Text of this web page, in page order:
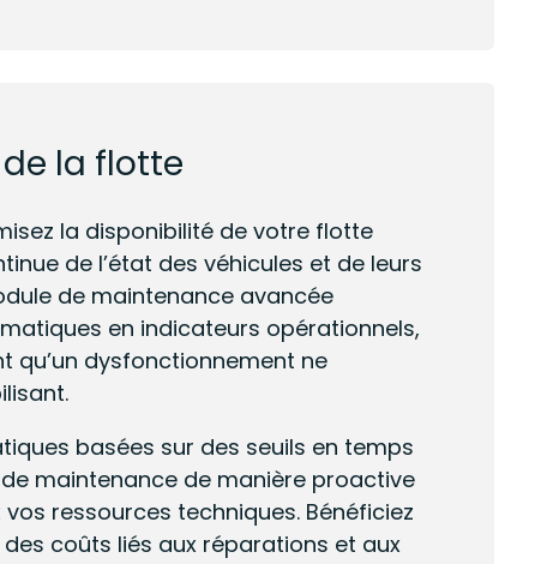
la flotte
la disponibilité de votre flotte
de l’état des véhicules et de leurs
de maintenance avancée
en indicateurs opérationnels,
qu’un dysfonctionnement ne
basées sur des seuils en temps
maintenance de manière proactive
ressources techniques. Bénéficiez
coûts liés aux réparations et aux